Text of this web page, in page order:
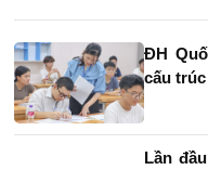
ĐH
cấu
Lần